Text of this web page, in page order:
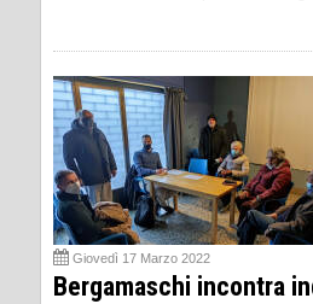
Giovedì 17 Marzo 2022
Bergamaschi incontra